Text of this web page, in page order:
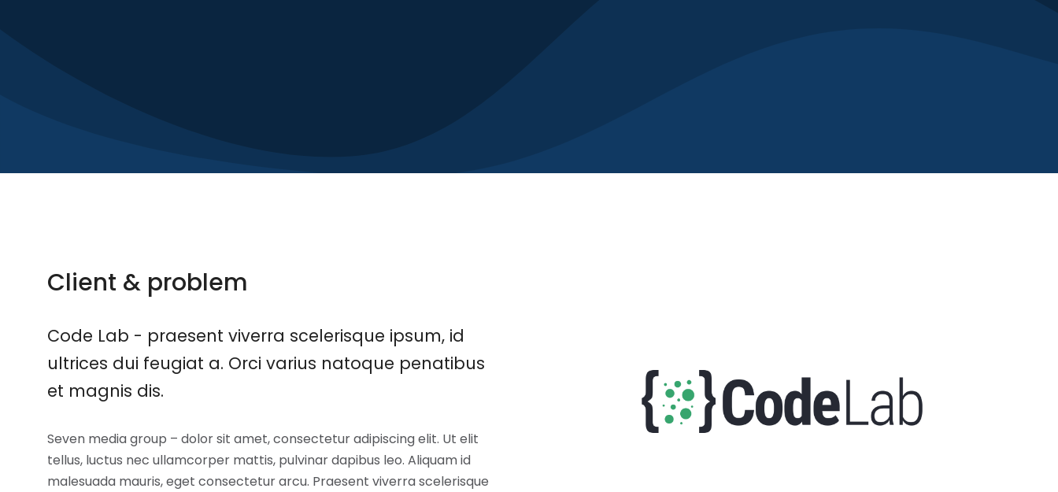
Client & problem
Code Lab - praesent viverra scelerisque ipsum, id
ultrices dui feugiat a. Orci varius natoque penatibus
et magnis dis.
Seven media group – dolor sit amet, consectetur adipiscing elit. Ut elit
tellus, luctus nec ullamcorper mattis, pulvinar dapibus leo. Aliquam id
malesuada mauris, eget consectetur arcu. Praesent viverra scelerisque